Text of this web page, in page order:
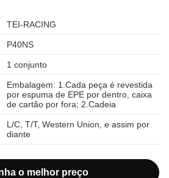
TEI-RACING
P40NS
1 conjunto
Embalagem: 1.Cada peça é revestida
por espuma de EPE por dentro, caixa
de cartão por fora; 2.Cadeia
L/C, T/T, Western Union, e assim por
diante
o melhor preço